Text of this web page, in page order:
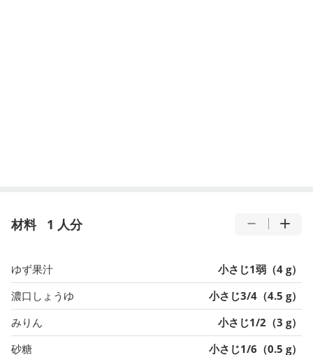
材料 1 人分
ゆず果汁
小さじ1弱（4 g）
濃口しょうゆ
小さじ3/4（4.5 g）
みりん
小さじ1/2（3 g）
砂糖
小さじ1/6（0.5 g）